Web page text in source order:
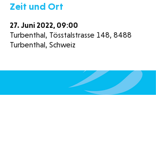
Zeit und Ort
27. Juni 2022, 09:00
Turbenthal, Tösstalstrasse 148, 8488
Turbenthal, Schweiz